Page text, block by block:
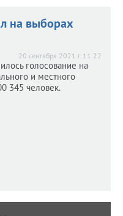
на выборах
20 сентября 2021 г. 11:22
голосование на
и местного
345 человек.